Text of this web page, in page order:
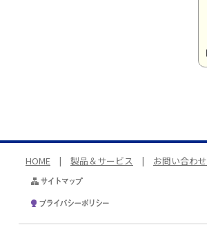
HOME | 製品＆サービス | お問い合わせ